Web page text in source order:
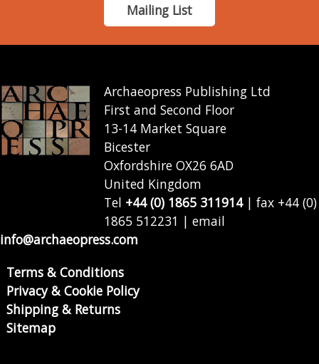
Mailing List
Archaeopress Publishing Ltd
First and Second Floor
13-14 Market Square
Bicester
Oxfordshire OX26 6AD
United Kingdom
Tel +44 (0) 1865 311914| fax +44 (0)
1865 512231 | email
info@archaeopress.com
Terms & Conditions
Privacy & Cookie Policy
Shipping & Returns
Sitemap